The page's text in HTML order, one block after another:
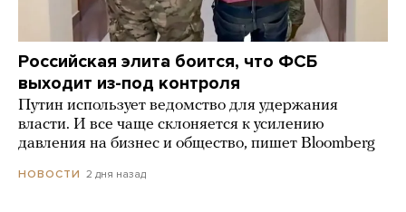
Российская элита боится, что ФСБ
выходит из-под контроля
Путин использует ведомство для удержания
власти. И все чаще склоняется к усилению
давления на бизнес и общество, пишет Bloomberg
НОВОСТИ 2 дня назад